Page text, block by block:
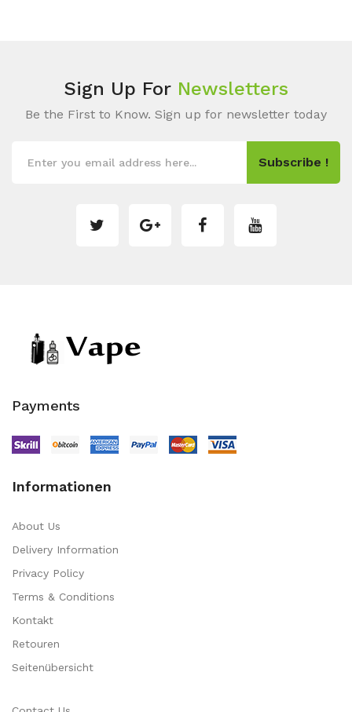
Sign Up For Newsletters
Be the First to Know. Sign up for newsletter today
Subscribe !
Payments
Informationen
About Us
Delivery Information
Privacy Policy
Terms & Conditions
Kontakt
Retouren
Seitenübersicht